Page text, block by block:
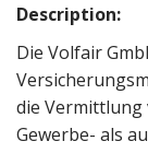
Description:
Die Volfair
die
Gewerbe- als